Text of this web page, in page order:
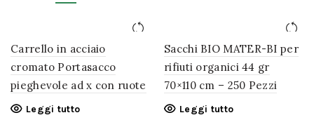
Carrello in acciaio
cromato Portasacco
pieghevole ad x con ruote
Leggi tutto
Sacchi BIO MATER-BI per
rifiuti organici 44 gr
70×110 cm – 250 Pezzi
Leggi tutto